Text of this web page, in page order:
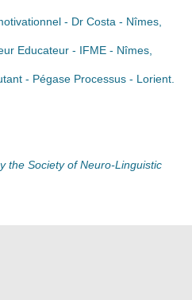
- Dr Costa - Nîmes,
Educateur - IFME - Nîmes,
- Pégase Processus - Lorient.
the Society of Neuro-Linguistic